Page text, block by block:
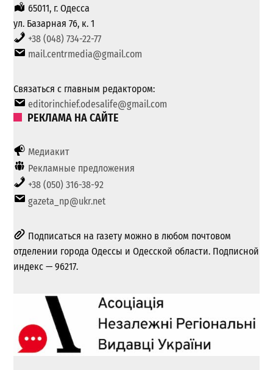
65011, г. Одесса
ул. Базарная 76, к. 1
+38 (048) 734-22-77
mail.centrmedia@gmail.com
Связаться с главным редактором:
editorinchief.odesalife@gmail.com
РЕКЛАМА НА САЙТЕ
Медиакит
Рекламные предложения
+38 (050) 316-38-92
gazeta_np@ukr.net
Подписаться на газету можно в любом почтовом
отделении города Одессы и Одесской области. Подписной
индекс — 96217.